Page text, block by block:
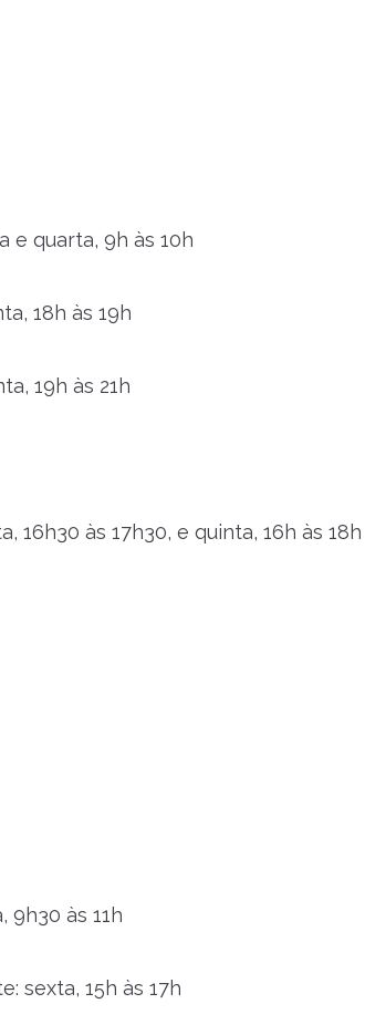
e quarta, 9h às 10h
18h às 19h
19h às 21h
16h30 às 17h30, e quinta, 16h às 18h
9h30 às 11h
sexta, 15h às 17h